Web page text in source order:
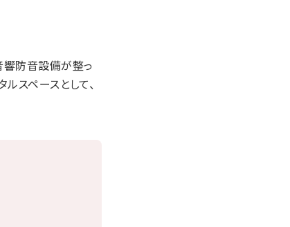
響防音設備が整っ
スペースとして、